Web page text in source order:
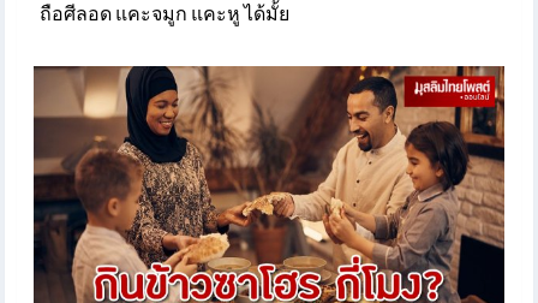
ถือศีลอด แคะจมูก แคะหู ได้มั้ย